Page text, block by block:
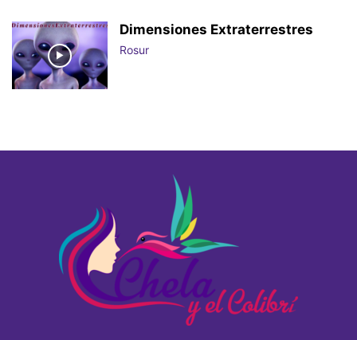
Dimensiones Extraterrestres
Rosur